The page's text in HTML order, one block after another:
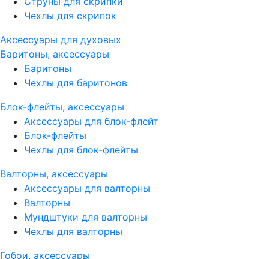
Чехлы для скрипок
Аксессуары для духовых
Баритоны, аксессуары
Баритоны
Чехлы для баритонов
Блок-флейты, аксессуары
Аксессуары для блок-флейт
Блок-флейты
Чехлы для блок-флейты
Валторны, аксессуары
Аксессуары для валторны
Валторны
Мундштуки для валторны
Чехлы для валторны
Гобои, аксессуары